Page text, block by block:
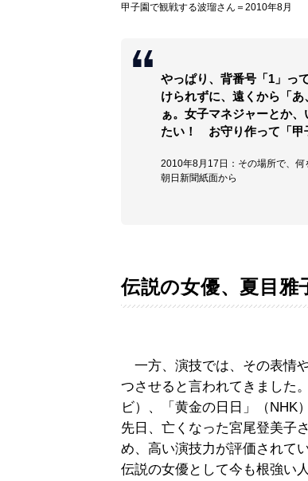
甲子園で観戦する波瑠さん＝2010年8月
やっぱり、背番号「1」っ
けられずに、遠くから「
ぁ。女子マネジャーとか
たい！ お守り作って「甲
2010年8月17日：その場所で、
朝日新聞紙面から
伝説の女優、夏目雅
一方、演技では、その表情
つさせると言われてきました
ビ）、「黄金の日日」（NHK
先日、亡くなった宮尾登美子
め、高い演技力が評価されて
伝説の女優として今も根強い